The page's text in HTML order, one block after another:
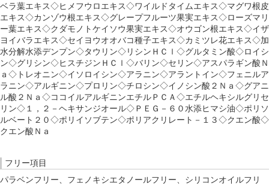
ベラ葉エキス◇ヒメフウロエキス◇ワイルドタイムエキス◇マグワ根皮
エキス◇カンゾウ根エキス◇グレープフルーツ果実エキス◇ローズマリ
ー葉エキス◇クダモノトケイソウ果実エキス◇オウゴン根エキス◇イザ
ヨイバラエキス◇セイヨウオオバコ種子エキス◇カミツレ花エキス◇加
水分解水添デンプン◇タウリン◇リシンＨＣｌ◇グルタミン酸◇ロイシ
ン◇グリシン◇ヒスチジンＨＣｌ◇バリン◇セリン◇アスパラギン酸Ｎ
ａ◇トレオニン◇イソロイシン◇アラニン◇アラントイン◇フェニルア
ラニン◇アルギニン◇プロリン◇チロシン◇イノシン酸２Ｎａ◇グアニ
ル酸２Ｎａ◇ココイルアルギニンエチルＰＣＡ◇エチルヘキシルグリセ
リン◇１，２－ヘキサンジオール◇ＰＥＧ－６０水添ヒマシ油◇ポリソ
ルベート２０◇ポリイソブテン◇ポリアクリレート－１３◇クエン酸◇
クエン酸Ｎａ
フリー項目
パラベンフリー、フェノキシエタノールフリー、シリコンオイルフリ